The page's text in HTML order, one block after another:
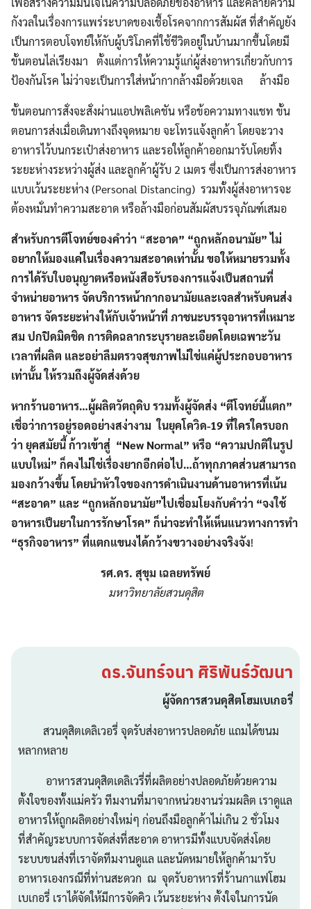
Search
for:
กังวลในเรื่องการแพร่ระบาดของเชื้อโรคจากการสัมผัส ที่สำคัญยัง
เป็นการตอบโจทย์ให้กับผู้บริโภคที่ใช้ชีวิตอยู่ในบ้านมากขึ้นโดยมี
ขั้นตอนไล่เรียงมา ตั้งแต่การให้ความรู้แก่ผู้ส่งอาหารเกี่ยวกับการ
ป้องกันโรค ไม่ว่าจะเป็นการใส่หน้ากากล้างมือด้วยเจล ล้างมือ
ขั้นตอนการสั่งจะสั่งผ่านแอปพลิเคชัน หรือข้อความทางแชท ขั้น
ตอนการส่งเมื่อเดินทางถึงจุดหมาย จะโทรแจ้งลูกค้า โดยจะวาง
อาหารไว้บนกระเป๋าส่งอาหาร และรอให้ลูกค้าออกมารับโดยทิ้ง
ระยะห่างระหว่างผู้ส่ง และลูกค้าผู้รับ 2 เมตร ซึ่งเป็นการส่งอาหาร
แบบเว้นระยะห่าง (Personal Distancing) รวมทั้งผู้ส่งอาหารจะ
ต้องหมั่นทำความสะอาด หรือล้างมือก่อนสัมผัสบรรจุภัณฑ์เสมอ
สำหรับการตีโจทย์ของคำว่า “สะอาด” “ถูกหลักอนามัย” ไม่
อยากให้มองแค่ในเรื่องความสะอาดเท่านั้น ขอให้หมายรวมทั้ง
การได้รับใบอนุญาตหรือหนังสือรับรองการแจ้งเป็นสถานที่
จำหน่ายอาหาร จัดบริการหน้ากากอนามัยและเจลสำหรับคนส่ง
อาหาร จัดระยะห่างให้กับเจ้าหน้าที่ ภาชนะบรรจุอาหารที่เหมาะ
สม ปกปิดมิดชิด การติดฉลากระบุรายละเอียดโดยเฉพาะวัน
เวลาที่ผลิต และอย่าลืมตรวจสุขภาพไม่ใช่แค่ผู้ประกอบอาหาร
เท่านั้น ให้รวมถึงผู้จัดส่งด้วย
หากร้านอาหาร…ผู้ผลิตวัตถุดิบ รวมทั้งผู้จัดส่ง “ตีโจทย์นี้แตก”
เชื่อว่าการอยู่รอดอย่างสง่างาม ในยุคโควิด-19 ที่ใครใครบอก
ว่ายุคสมัยนี้ ก้าวเข้าสู่ “New Normal” หรือ “ความปกติในรูป
แบบใหม่” ก็คงไม่ใช่เรื่องยากอีกต่อไป…ถ้าทุกภาคส่วนสามารถ
มองกว้างขึ้น โดยนำหัวใจของการดำเนินงานด้านอาหารที่เน้น
“สะอาด” และ “ถูกหลักอนามัย”ไปเชื่อมโยงกับคำว่า “จงใช้
อาหารเป็นยาในการรักษาโรค” ก็น่าจะทำให้เห็นแนวทางการทำ
“ธุรกิจอาหาร” ที่แตกแขนงได้กว้างขวางอย่างจริงจัง!
รศ.ดร. สุขุม เฉลยทรัพย์
มหาวิทยาลัยสวนดุสิต
ดร.จันทร์จนา ศิริพันธ์วัฒนา
ผู้จัดการสวนดุสิตโฮมเบเกอรี่
สวนดุสิตเดลิเวอรี่ จุดรับส่งอาหารปลอดภัย แถมได้ขนม
หลากหลาย
อาหารสวนดุสิตเดลิเวรี่ที่ผลิตอย่างปลอดภัยด้วยความ
ตั้งใจของทั้งแม่ครัว ทีมงานที่มาจากหน่วยงานร่วมผลิต เราดูแล
อาหารให้ถูกผลิตอย่างใหม่ๆ ก่อนถึงมือลูกค้าไม่เกิน 2 ชั่วโมง
ที่สำคัญระบบการจัดส่งที่สะอาด อาหารมีทั้งแบบจัดส่งโดย
ระบบขนส่งที่เราจัดทีมงานดูแล และนัดหมายให้ลูกค้ามารับ
อาหารเองกรณีที่ท่านสะดวก ณ จุดรับอาหารที่ร้านกาแฟโฮม
เบเกอรี่ เราได้จัดให้มีการจัดคิว เว้นระยะห่าง ตั้งใจในการนัด